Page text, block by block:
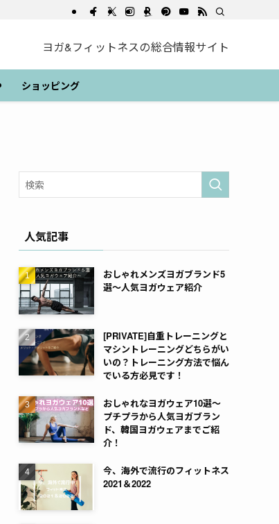
ヨガ&フィットネスの総合情報サイト
ショッピング
人気記事
おしゃれメンズヨガブランド5
選～人気ヨガウェア紹介
[PRIVATE]自重トレーニングと
マシントレーニングどちらがい
いの？トレーニング方法で悩ん
でいる方必見です！
おしゃれなヨガウェア10選～
プチプラから人気ヨガブラン
ド、韓国ヨガウェアまでご紹
介！
今、海外で流行のフィットネス
2021＆2022